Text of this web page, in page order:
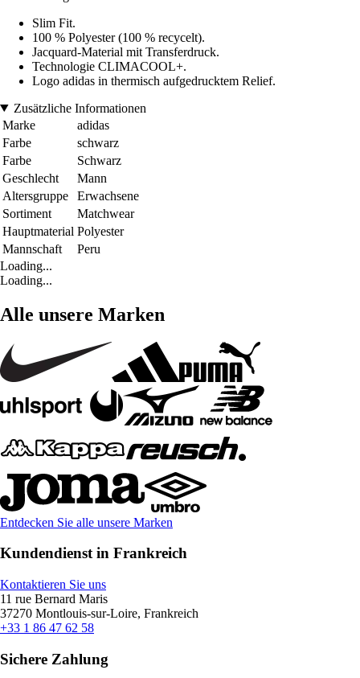
Slim Fit.
100 % Polyester (100 % recycelt).
Jacquard-Material mit Transferdruck.
Technologie CLIMACOOL+.
Logo adidas in thermisch aufgedrucktem Relief.
Zusätzliche Informationen
Marke
adidas
Farbe
schwarz
Farbe
Schwarz
Geschlecht
Mann
Altersgruppe
Erwachsene
Sortiment
Matchwear
Hauptmaterial Polyester
Mannschaft
Peru
Loading...
Loading...
Alle unsere Marken
Entdecken Sie alle unsere Marken
Kundendienst in Frankreich
Kontaktieren Sie uns
11 rue Bernard Maris
37270 Montlouis-sur-Loire, Frankreich
+33 1 86 47 62 58
Sichere Zahlung